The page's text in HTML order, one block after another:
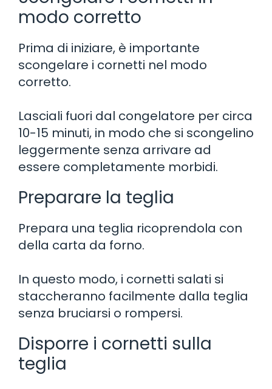
modo corretto
Prima di iniziare, è importante
scongelare i cornetti nel modo
corretto.
Lasciali fuori dal congelatore per circa
10-15 minuti, in modo che si scongelino
leggermente senza arrivare ad
essere completamente morbidi.
Preparare la teglia
Prepara una teglia ricoprendola con
della carta da forno.
In questo modo, i cornetti salati si
staccheranno facilmente dalla teglia
senza bruciarsi o rompersi.
Disporre i cornetti sulla
teglia